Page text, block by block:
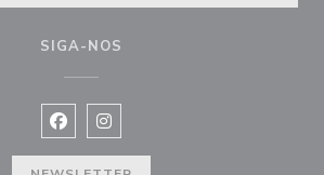
SIGA-NOS
Facebook ((abre numa nova janela))
Instagram ((abre numa nova